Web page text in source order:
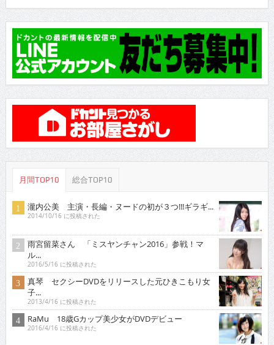
月間TOP10 総合TOP10
瀧内公美 主演・長編・ヌードの初が３つ!!!ギラギ...
2014/10/16 に投稿された
雨宮留菜さん 「ミスヤンチャン2016」参戦！マ
ル...
2016/5/16 に投稿された
真琴 セクシーDVDをリリースした元ひきこもり女
子...
2013/4/16 に投稿された
RaMu 18歳Gカップ美少女がDVDデビュー
2016/4/16 に投稿された